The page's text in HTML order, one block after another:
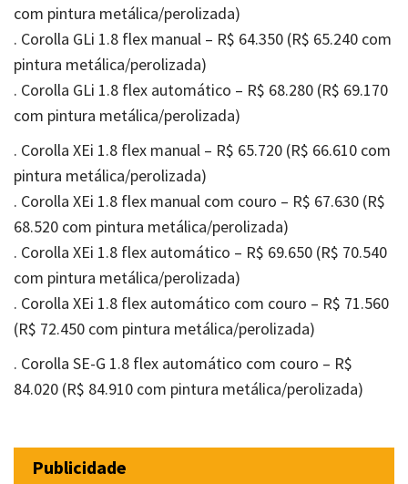
com pintura metálica/perolizada)
. Corolla GLi 1.8 flex manual – R$ 64.350 (R$ 65.240 com
pintura metálica/perolizada)
. Corolla GLi 1.8 flex automático – R$ 68.280 (R$ 69.170
com pintura metálica/perolizada)
. Corolla XEi 1.8 flex manual – R$ 65.720 (R$ 66.610 com
pintura metálica/perolizada)
. Corolla XEi 1.8 flex manual com couro – R$ 67.630 (R$
68.520 com pintura metálica/perolizada)
. Corolla XEi 1.8 flex automático – R$ 69.650 (R$ 70.540
com pintura metálica/perolizada)
. Corolla XEi 1.8 flex automático com couro – R$ 71.560
(R$ 72.450 com pintura metálica/perolizada)
. Corolla SE-G 1.8 flex automático com couro – R$
84.020 (R$ 84.910 com pintura metálica/perolizada)
Publicidade